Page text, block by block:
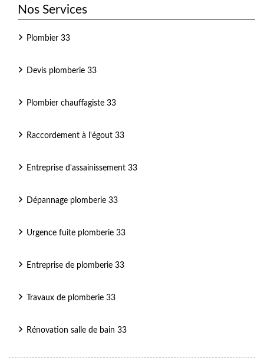
Nos Services
Plombier 33
Devis plomberie 33
Plombier chauffagiste 33
Raccordement à l'égout 33
Entreprise d'assainissement 33
Dépannage plomberie 33
Urgence fuite plomberie 33
Entreprise de plomberie 33
Travaux de plomberie 33
Rénovation salle de bain 33